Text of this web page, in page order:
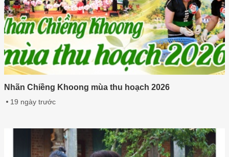
Nhãn Chiềng Khoong mùa thu hoạch 2026
19 ngày trước